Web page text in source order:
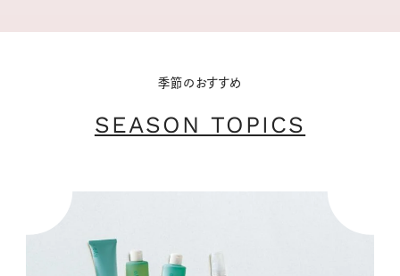
季節のおすすめ
SEASON TOPICS